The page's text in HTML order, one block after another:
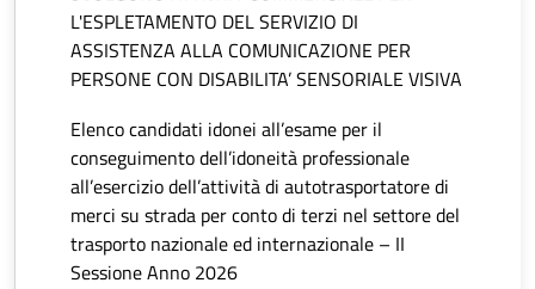
L'ESPLETAMENTO DEL SERVIZIO DI
ASSISTENZA ALLA COMUNICAZIONE PER
PERSONE CON DISABILITA’ SENSORIALE VISIVA
Elenco candidati idonei all’esame per il
conseguimento dell’idoneità professionale
all’esercizio dell’attività di autotrasportatore di
merci su strada per conto di terzi nel settore del
trasporto nazionale ed internazionale – II
Sessione Anno 2026